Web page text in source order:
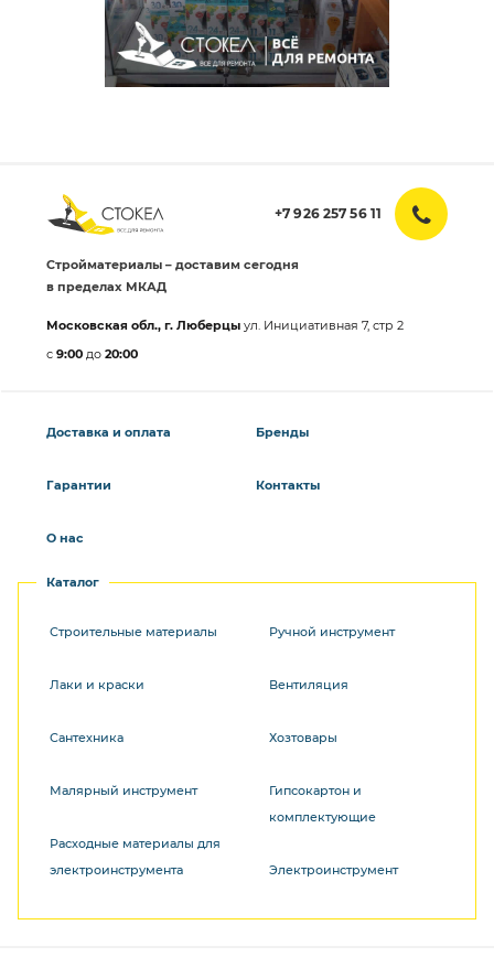
+7 926 257 56 11
Стройматериалы – доставим сегодня
в пределах МКАД
Московская обл., г. Люберцы ул. Инициативная 7, стр 2
с 9:00 до 20:00
Доставка и оплата
Гарантии
О нас
Бренды
Контакты
Каталог
Строительные материалы
Лаки и краски
Сантехника
Малярный инструмент
Расходные материалы для
электроинструмента
Ручной инструмент
Вентиляция
Хозтовары
Гипсокартон и
комплектующие
Электроинструмент